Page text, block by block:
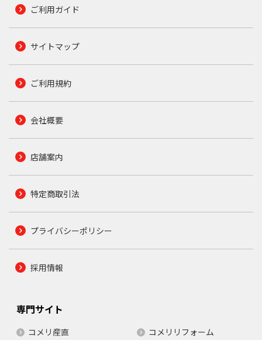
ご利用ガイド
サイトマップ
ご利用規約
会社概要
店舗案内
特定商取引法
プライバシーポリシー
採用情報
専門サイト
コメリ産直 コメリリフォーム